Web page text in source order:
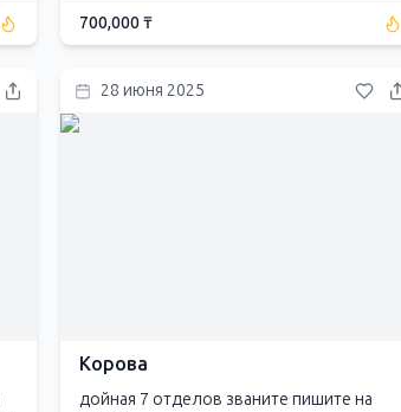
700,000 ₸
28 июня 2025
Корова
дойная 7 отделов званите пишите на